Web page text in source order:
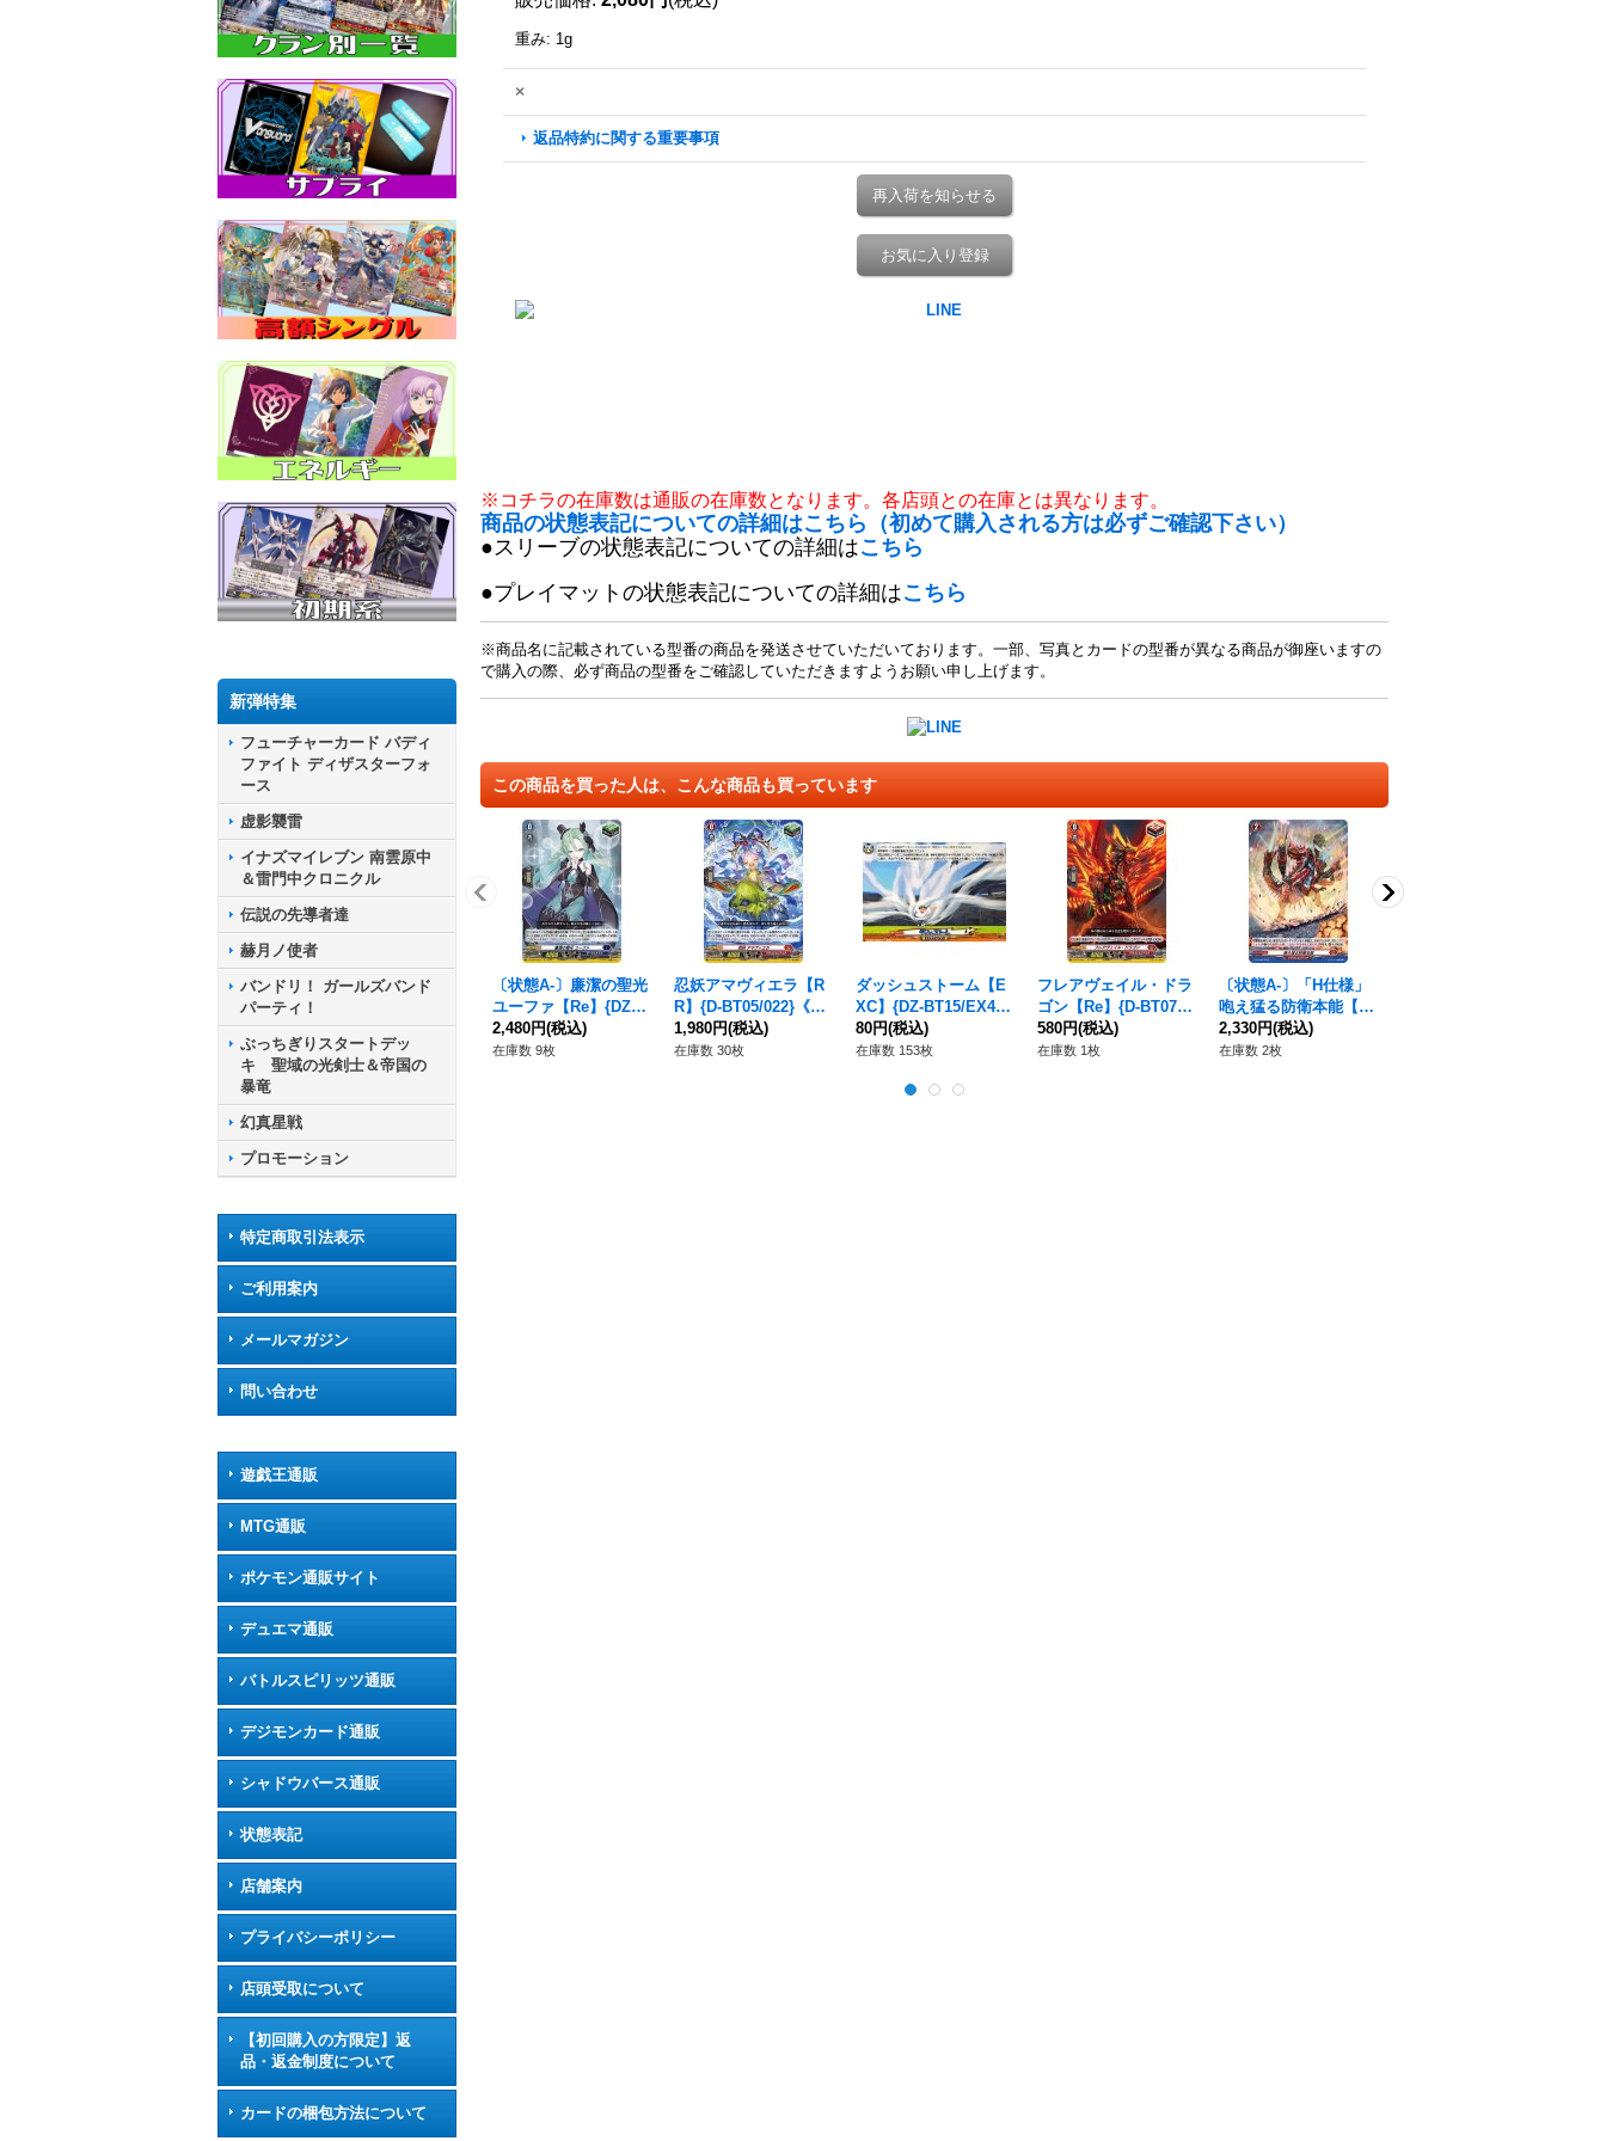
新弾特集
フューチャーカード バディ
ファイト ディザスターフォ
ース
虚影襲雷
イナズマイレブン 南雲原中
＆雷門中クロニクル
伝説の先導者達
赫月ノ使者
バンドリ！ ガールズバンド
パーティ！
ぶっちぎりスタートデッ
キ 聖域の光剣士＆帝国の
暴竜
幻真星戦
プロモーション
特定商取引法表示
ご利用案内
メールマガジン
問い合わせ
遊戯王通販
MTG通販
ポケモン通販サイト
デュエマ通販
バトルスピリッツ通販
デジモンカード通販
シャドウバース通販
状態表記
店舗案内
プライバシーポリシー
店頭受取について
【初回購入の方限定】返
品・返金制度について
カードの梱包方法について
重み: 1g
×
返品特約に関する重要事項
再入荷を知らせる
お気に入り登録
※コチラの在庫数は通販の在庫数となります。各店頭との在庫とは異なります。
商品の状態表記についての詳細はこちら（初めて購入される方は必ずご確認下さい）
●スリーブの状態表記についての詳細はこちら
●プレイマットの状態表記についての詳細はこちら
※商品名に記載されている型番の商品を発送させていただいております。一部、写真とカードの型番が異なる商品が御座いますの
で購入の際、必ず商品の型番をご確認していただきますようお願い申し上げます。
この商品を買った人は、こんな商品も買っています
〔状態A-〕廉潔の聖光
ユーファ【Re】{DZ-S
S01/Re14}《ダークス
テイツ》
2,480円(税込)
在庫数 9枚
忍妖アマヴィエラ【R
R】{D-BT05/022}《ド
ラゴンエンパイア》
1,980円(税込)
在庫数 30枚
ダッシュストーム【E
XC】{DZ-BT15/EX48}
《イナズマイレブン》
80円(税込)
在庫数 153枚
フレアヴェイル・ドラ
ゴン【Re】{D-BT07/R
e11}《ドラゴンエンパ
イア》
580円(税込)
在庫数 1枚
〔状態A-〕「H仕様」
咆え猛る防衛本能【P
R】{D-PR/869}《ドラ
ゴンエンパイア》
2,330円(税込)
在庫数 2枚